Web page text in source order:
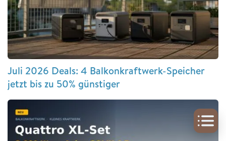
Juli 2026 Deals: 4 Balkonkraftwerk-Speicher
jetzt bis zu 50% günstiger